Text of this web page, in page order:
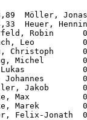
Möller,
Heuer,
Robin
Leo
Christoph
Michel
Lukas
Jakob
Max
Marek
Felix-Jonath